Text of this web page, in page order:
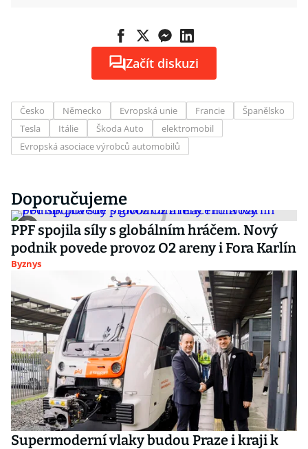
Začít diskuzi
Česko Německo Evropská unie Francie
Španělsko
Tesla
Itálie Škoda Auto
elektromobil
Evropská asociace výrobců automobilů
Doporučujeme
PPF spojila síly s globálním hráčem. Nový
podnik povede provoz O2 areny i Fora Karlín
Byznys
Supermoderní vlaky budou Praze i kraji k